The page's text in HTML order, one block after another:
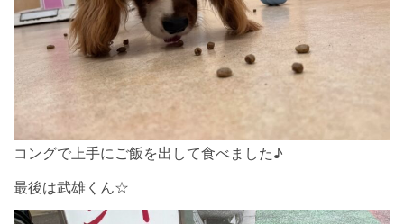
コングで上手にご飯を出して食べました♪
最後は武雄くん☆